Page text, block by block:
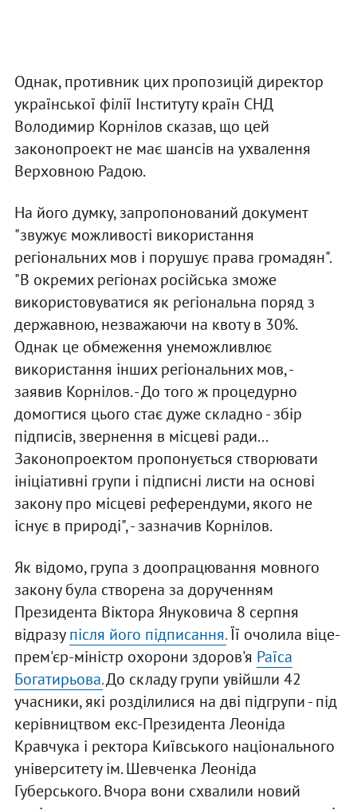
Однак, противник цих пропозицій директор
української філії Інституту країн СНД
Володимир Корнілов сказав, що цей
законопроект не має шансів на ухвалення
Верховною Радою.
На його думку, запропонований документ
"звужує можливості використання
регіональних мов і порушує права громадян".
"В окремих регіонах російська зможе
використовуватися як регіональна поряд з
державною, незважаючи на квоту в 30%.
Однак це обмеження унеможливлює
використання інших регіональних мов, -
заявив Корнілов. - До того ж процедурно
домогтися цього стає дуже складно - збір
підписів, звернення в місцеві ради...
Законопроектом пропонується створювати
ініціативні групи і підписні листи на основі
закону про місцеві референдуми, якого не
існує в природі", - зазначив Корнілов.
Як відомо, група з доопрацювання мовного
закону була створена за дорученням
Президента Віктора Януковича 8 серпня
відразупісля його підписання.Її очолила віце-
прем'єр-міністр охорони здоров'я Раїса
Богатирьова.До складу групи увійшли 42
учасники, які розділилися на дві підгрупи - під
керівництвом екс-Президента Леоніда
Кравчука і ректора Київського національного
університету ім. Шевченка Леоніда
Губерського. Вчора вони схвалили новий